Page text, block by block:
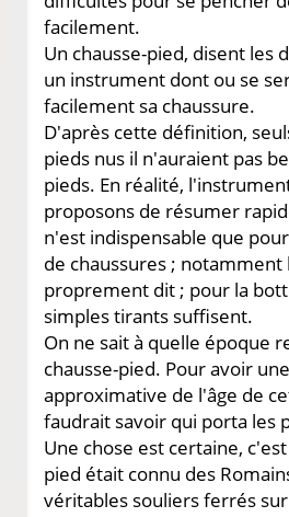
facilement.
Un chausse-pied, disent les
un instrument dont ou se
facilement sa chaussure.
D'après cette définition,
pieds nus il n'auraient pas
pieds. En réalité,
proposons de résumer
n'est indispensable que
de chaussures ; notamment
proprement dit ; pour la
simples tirants suffisent.
On ne sait à quelle époque
chausse-pied. Pour avoir
approximative de l'âge de
faudrait savoir qui porta les
Une chose est certaine,
pied était connu des
véritables souliers ferrés